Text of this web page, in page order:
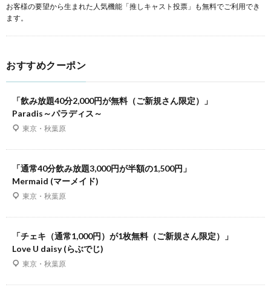
お客様の要望から生まれた人気機能「推しキャスト投票」も無料でご利用でき
ます。
おすすめクーポン
「飲み放題40分2,000円が無料（ご新規さん限定）」
Paradis～パラディス～
東京・秋葉原
「通常40分飲み放題3,000円が半額の1,500円」
Mermaid (マーメイド)
東京・秋葉原
「チェキ（通常1,000円）が1枚無料（ご新規さん限定）」
Love U daisy (らぶでじ)
東京・秋葉原